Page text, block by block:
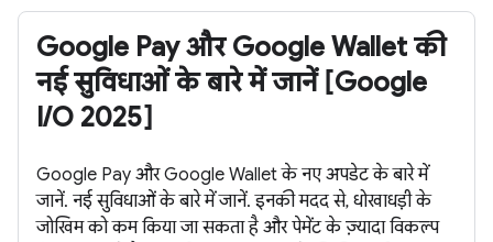
Google Pay और Google Wallet की
नई सुविधाओं के बारे में जानें [Google
I/O 2025]
Google Pay और Google Wallet के नए अपडेट के बारे में
जानें. नई सुविधाओं के बारे में जानें. इनकी मदद से, धोखाधड़ी के
जोखिम को कम किया जा सकता है और पेमेंट के ज़्यादा विकल्प